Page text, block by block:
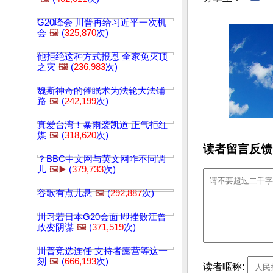
G20峰会 川普再给习近平一次机
会 🖼️ (325,870次)
他拒绝这种方式报恩 全家免灭顶
之灾 🖼️ (236,983次)
魏斯神奇的催眠术为法轮大法铺
路 🖼️ (242,199次)
真爱台湾！暴雨袭凯道 正气拒红
媒 🖼️ (318,620次)
？BBC中文网与英文网咋不同调
儿 🖼️▶️ (379,733次)
谷歌有点儿悬 🖼️(292,887次)
川习若日本G20会面 即挫败江曾
政变阴谋 🖼️ (371,519次)
川普竞选连任 支持者露营等这一
刻 🖼️ (666,193次)
读者留言反
读者暱称: